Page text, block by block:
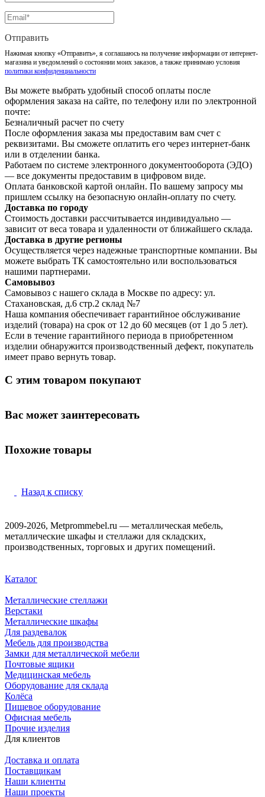
Отправить
Нажимая кнопку «Отправить», я соглашаюсь на получение информации от интернет-
магазина и уведомлений о состоянии моих заказов, а также принимаю условия
политики конфиденциальности
Вы можете выбрать удобный способ оплаты после
оформления заказа на сайте, по телефону или по электронной
почте:
Безналичный расчет по счету
После оформления заказа мы предоставим вам счет с
реквизитами. Вы сможете оплатить его через интернет-банк
или в отделении банка.
Работаем по системе электронного документооборота (ЭДО)
— все документы предоставим в цифровом виде.
Оплата банковской картой онлайн. По вашему запросу мы
пришлем ссылку на безопасную онлайн-оплату по счету.
Доставка по городу
Стоимость доставки рассчитывается индивидуально —
зависит от веса товара и удаленности от ближайшего склада.
Доставка в другие регионы
Осуществляется через надежные транспортные компании. Вы
можете выбрать ТК самостоятельно или воспользоваться
нашими партнерами.
Самовывоз
Самовывоз с нашего склада в Москве по адресу: ул.
Стахановская, д.6 стр.2 склад №7
Наша компания обеспечивает гарантийное обслуживание
изделий (товара) на срок от 12 до 60 месяцев (от 1 до 5 лет).
Если в течение гарантийного периода в приобретенном
изделии обнаружится производственный дефект, покупатель
имеет право вернуть товар.
С этим товаром покупают
Вас может заинтересовать
Похожие товары
Назад к списку
2009-2026, Metprommebel.ru — металлическая мебель,
металлические шкафы и стеллажи для складских,
производственных, торговых и других помещений.
Каталог
Металлические стеллажи
Верстаки
Металлические шкафы
Для раздевалок
Мебель для производства
Замки для металлической мебели
Почтовые ящики
Медицинская мебель
Оборудование для склада
Колёса
Пищевое оборудование
Офисная мебель
Прочие изделия
Для клиентов
Доставка и оплата
Поставщикам
Наши клиенты
Наши проекты